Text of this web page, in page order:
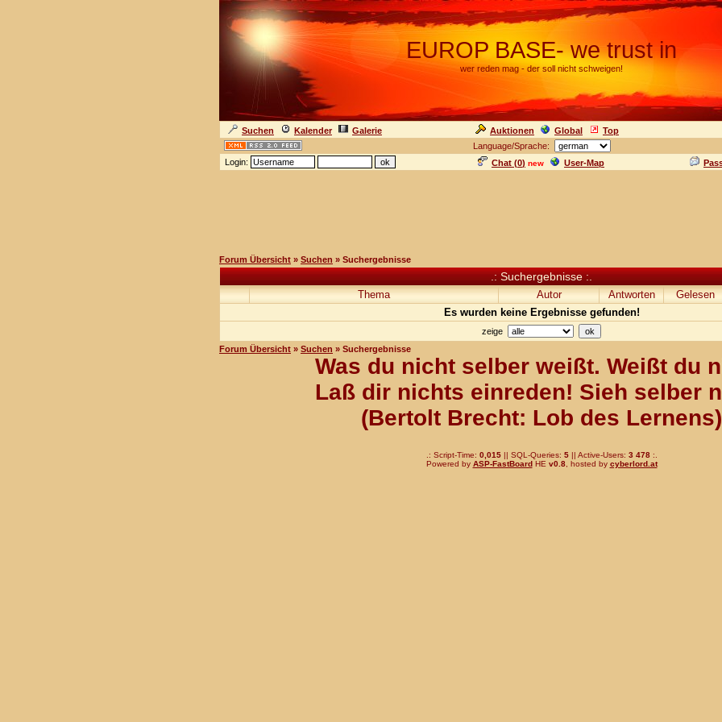
EUROP BASE- we trust in
wer reden mag - der soll nicht schweigen!
Suchen Kalender Galerie Auktionen Global Top
Language/Sprache:
Login:
Chat (0) new User-Map
Forum Übersicht » Suchen » Suchergebnisse
.: Suchergebnisse :.
Thema Autor Antworten Gelesen
Es wurden keine Ergebnisse gefunden!
zeige
Forum Übersicht » Suchen » Suchergebnisse
Was du nicht selber weißt. Weißt du
Laß dir nichts einreden! Sieh selber
(Bertolt Brecht: Lob des Lernens)
.: Script-Time: 0,015|| SQL-Queries: 5|| Active-Users: 3 478:.
Powered by ASP-FastBoardHE v0.8, hosted by cyberlord.at